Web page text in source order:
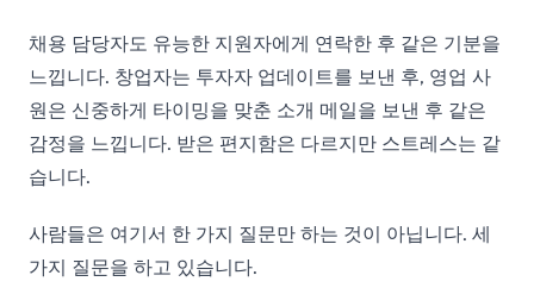
채용 담당자도 유능한 지원자에게 연락한 후 같은 기분을
느낍니다. 창업자는 투자자 업데이트를 보낸 후, 영업 사
원은 신중하게 타이밍을 맞춘 소개 메일을 보낸 후 같은
감정을 느낍니다. 받은 편지함은 다르지만 스트레스는 같
습니다.
사람들은 여기서 한 가지 질문만 하는 것이 아닙니다. 세
가지 질문을 하고 있습니다.